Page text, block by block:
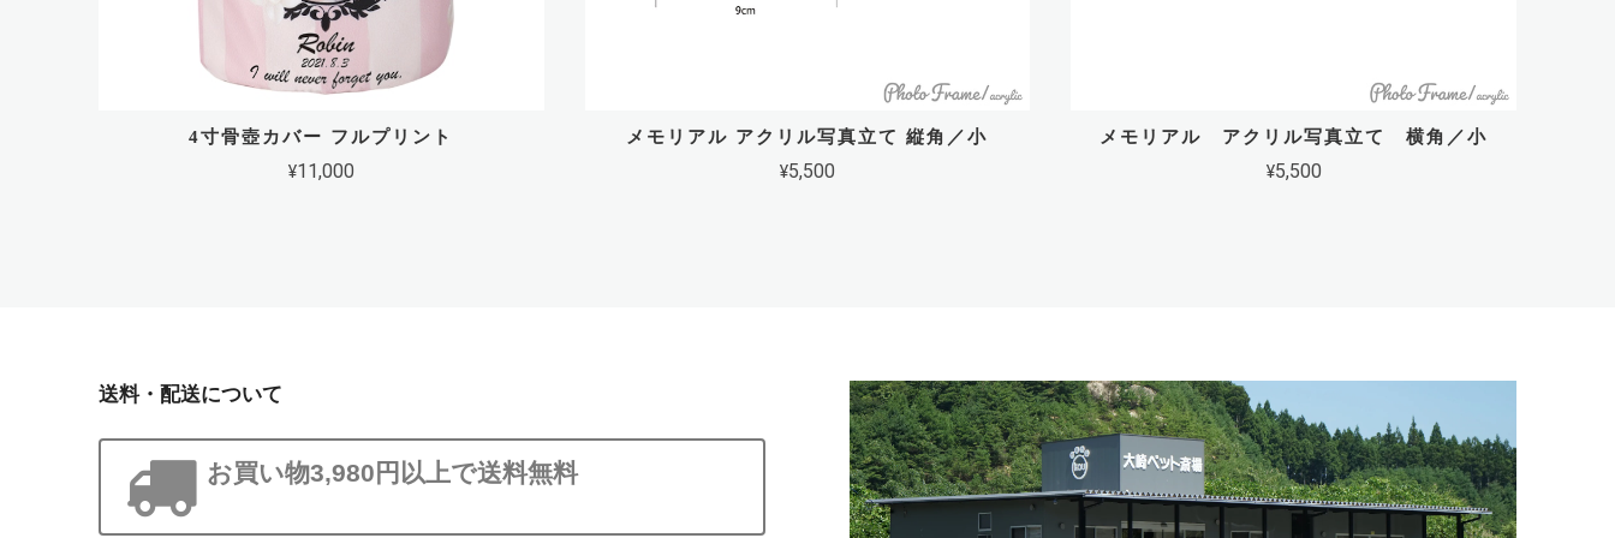
4寸骨壺カバー フルプリント
¥11,000
メモリアル アクリル写真立て 縦角／小
¥5,500
メモリアル アクリル写真立て 横角／小
¥5,500
送料・配送について
お買い物3,980円以上で送料無料